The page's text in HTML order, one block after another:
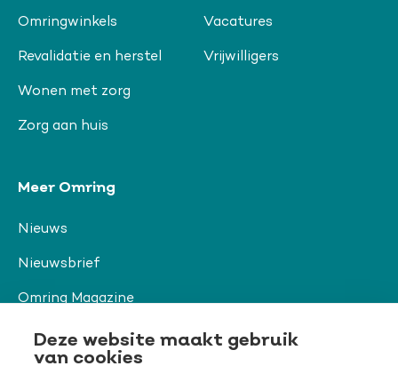
Deze website maakt gebruik
van cookies
Omringwinkels
Revalidatie en herstel
Wonen met zorg
Zorg aan huis
Vacatures
Vrijwilligers
Meer Omring
Nieuws
Nieuwsbrief
Omring Magazine
Verwijzers